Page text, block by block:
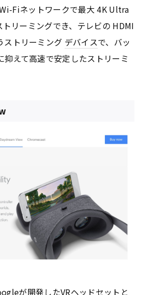
Fiネットワークで最大 4K Ultra
リーミングでき、テレビの HDMI
ストリーミング デバイスで、バッ
抑えて高速で安定したストリーミ
が開発したVRヘッドセットと